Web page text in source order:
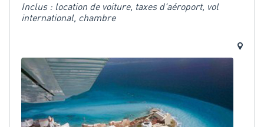
Inclus : location de voiture, taxes d'aéroport, vol
international, chambre